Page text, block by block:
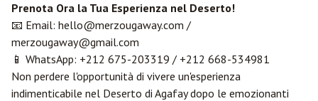
Prenota Ora la Tua Esperienza nel Deserto!
📧 Email: hello@merzougaway.com /
merzougaway@gmail.com
📱 WhatsApp: +212 675-203319 / +212 668-534981
Non perdere l'opportunità di vivere un'esperienza
indimenticabile nel Deserto di Agafay dopo le emozionanti